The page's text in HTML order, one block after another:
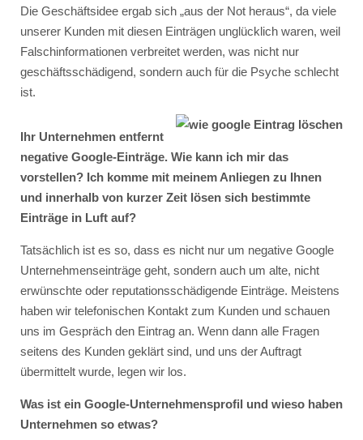
Die Geschäftsidee ergab sich „aus der Not heraus“, da viele
unserer Kunden mit diesen Einträgen unglücklich waren, weil
Falschinformationen verbreitet werden, was nicht nur
geschäftsschädigend, sondern auch für die Psyche schlecht
ist.
Ihr Unternehmen entfernt
negative Google-Einträge. Wie kann ich mir das
vorstellen? Ich komme mit meinem Anliegen zu Ihnen
und innerhalb von kurzer Zeit lösen sich bestimmte
Einträge in Luft auf?
Tatsächlich ist es so, dass es nicht nur um negative Google
Unternehmenseinträge geht, sondern auch um alte, nicht
erwünschte oder reputationsschädigende Einträge. Meistens
haben wir telefonischen Kontakt zum Kunden und schauen
uns im Gespräch den Eintrag an. Wenn dann alle Fragen
seitens des Kunden geklärt sind, und uns der Auftragt
übermittelt wurde, legen wir los.
Was ist ein Google-Unternehmensprofil und wieso haben
Unternehmen so etwas?